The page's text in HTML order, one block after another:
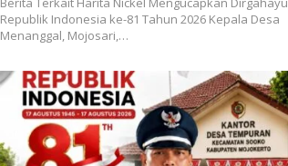
Republik Indonesia ke-81 Tahun 2026 Kepala Desa
Menanggal, Mojosari,…